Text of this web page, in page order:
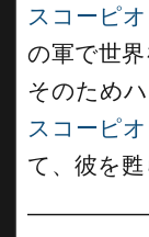
スコーピ
の軍で世界
そのため
スコーピ
て、彼を